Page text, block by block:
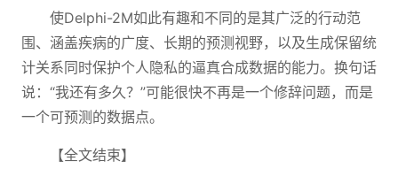
使Delphi-2M如此有趣和不同的是其广泛的行动范
围、涵盖疾病的广度、长期的预测视野，以及生成保留统
计关系同时保护个人隐私的逼真合成数据的能力。换句话
说：“我还有多久？”可能很快不再是一个修辞问题，而是
一个可预测的数据点。
【全文结束】